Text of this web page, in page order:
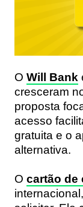
O Will Bank
cresceram
proposta
acesso
gratuita e o
alternativa.
O cartão de